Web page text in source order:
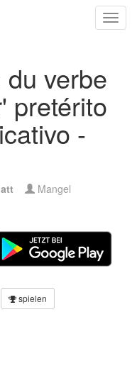
verbe
pretérito
-
Mangel
spielen